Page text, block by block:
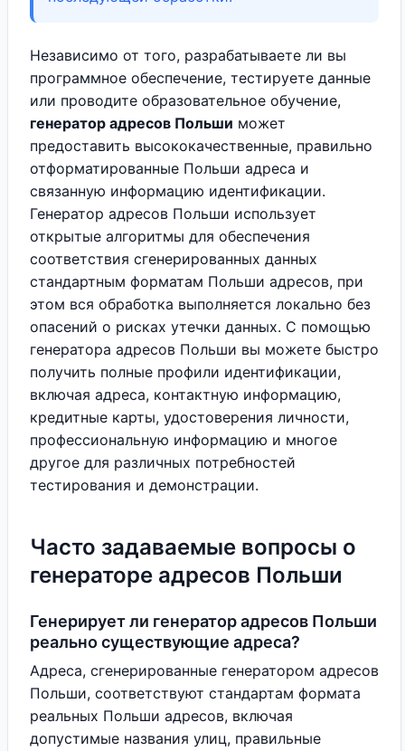
Независимо от того, разрабатываете ли вы
программное обеспечение, тестируете данные
или проводите образовательное обучение,
генератор адресов Польши может
предоставить высококачественные, правильно
отформатированные Польши адреса и
связанную информацию идентификации.
Генератор адресов Польши использует
открытые алгоритмы для обеспечения
соответствия сгенерированных данных
стандартным форматам Польши адресов, при
этом вся обработка выполняется локально без
опасений о рисках утечки данных. С помощью
генератора адресов Польши вы можете быстро
получить полные профили идентификации,
включая адреса, контактную информацию,
кредитные карты, удостоверения личности,
профессиональную информацию и многое
другое для различных потребностей
тестирования и демонстрации.
Часто задаваемые вопросы о
генераторе адресов Польши
Генерирует ли генератор адресов Польши
реально существующие адреса?
Адреса, сгенерированные генератором адресов
Польши, соответствуют стандартам формата
реальных Польши адресов, включая
допустимые названия улиц, правильные